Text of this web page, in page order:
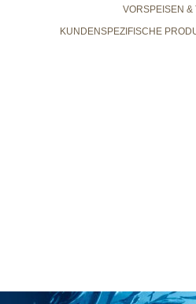
VORSPEISEN &
KUNDENSPEZIFISCHE